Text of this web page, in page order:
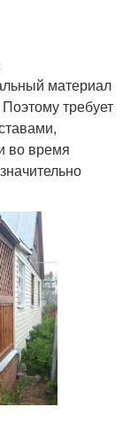
материал
требует
во время